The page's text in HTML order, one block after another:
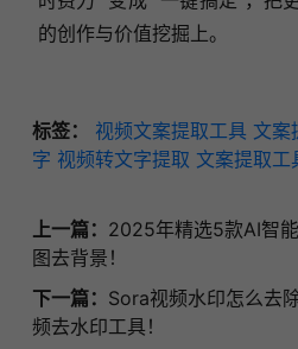
的创作与价值挖掘上。
标签： 视频文案提取工具 文案
字 视频转文字提取 文案提取工
上一篇： 2025年精选5款AI智
图去背景！
下一篇： Sora视频水印怎么去
频去水印工具！